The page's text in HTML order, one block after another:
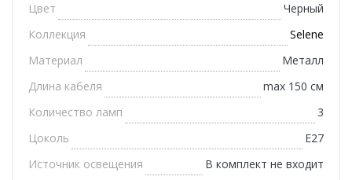
Цвет
Черный
Коллекция
Selene
Материал
Металл
Длина кабеля
max 150 см
Количество ламп
3
Цоколь
E27
Источник освещения
В комплект не входит